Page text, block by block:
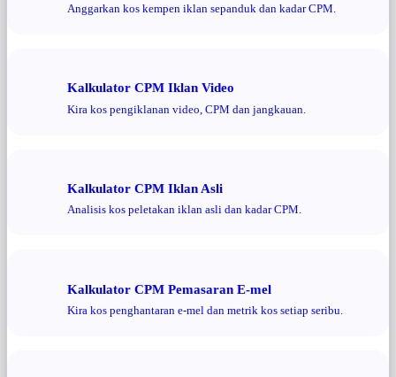
Anggarkan kos kempen iklan sepanduk dan kadar CPM.
Kalkulator CPM Iklan Video
Kira kos pengiklanan video, CPM dan jangkauan.
Kalkulator CPM Iklan Asli
Analisis kos peletakan iklan asli dan kadar CPM.
Kalkulator CPM Pemasaran E-mel
Kira kos penghantaran e-mel dan metrik kos setiap seribu.